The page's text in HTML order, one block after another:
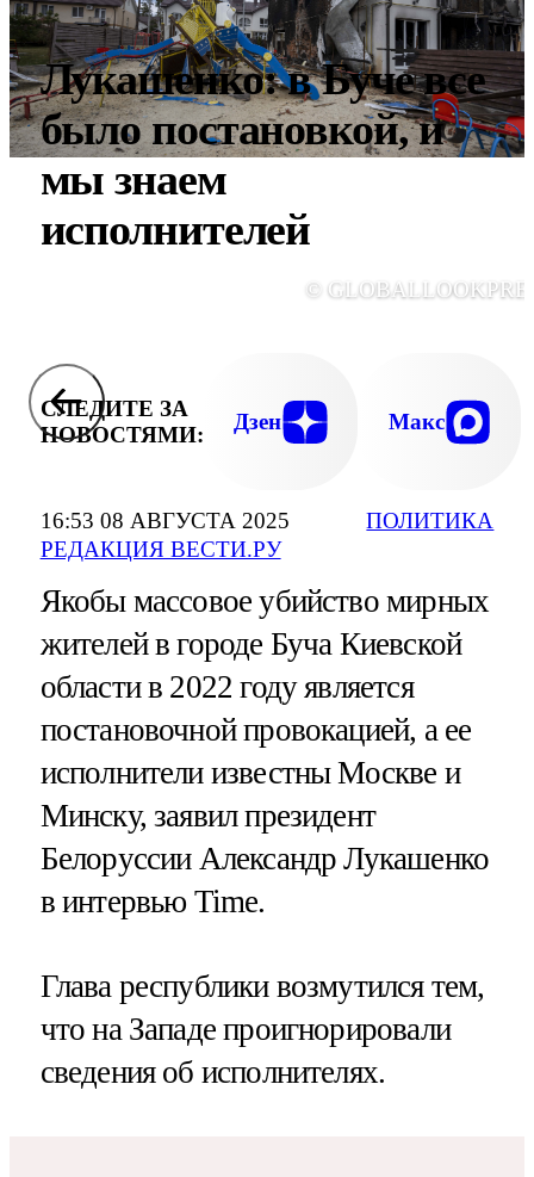
16:53 08 АВГУСТА 2025
РЕДАКЦИЯ ВЕСТИ.РУ
ПОЛИТИКА
Лукашенко: в Буче все
было постановкой, и
мы знаем
исполнителей
©
СЛЕДИТЕ ЗА
НОВОСТЯМИ:
Дзен Макс
Якобы массовое убийство мирных
жителей в городе Буча Киевской
области в 2022 году является
постановочной провокацией, а ее
исполнители известны Москве и
Минску, заявил президент
Белоруссии Александр Лукашенко
в интервью Time.
Глава республики возмутился тем,
что на Западе проигнорировали
сведения об исполнителях.